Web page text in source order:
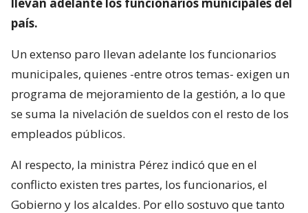
país.
Un extenso paro llevan adelante los funcionarios
municipales, quienes -entre otros temas- exigen un
programa de mejoramiento de la gestión, a lo que
se suma la nivelación de sueldos con el resto de los
empleados públicos.
Al respecto, la ministra Pérez indicó que en el
conflicto existen tres partes, los funcionarios, el
Gobierno y los alcaldes. Por ello sostuvo que tanto